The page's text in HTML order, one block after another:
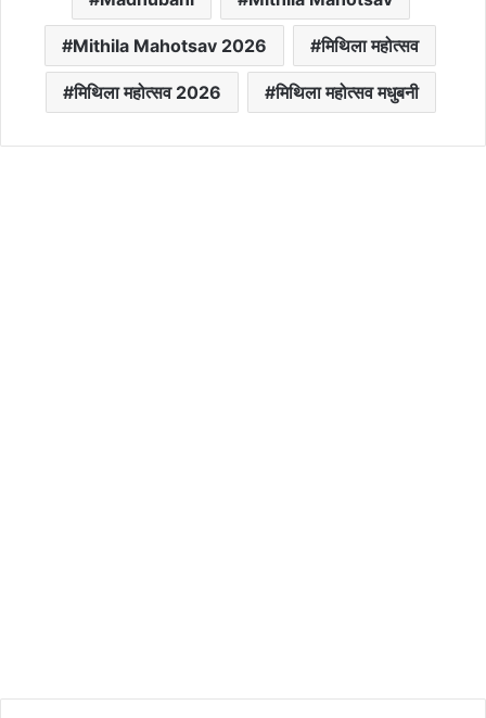
Mithila Mahotsav 2026 मिथिला महोत्सव
मिथिला महोत्सव 2026 मिथिला महोत्सव मधुबनी